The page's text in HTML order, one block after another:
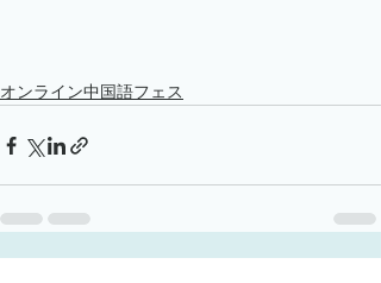
オンライン中国語フェス